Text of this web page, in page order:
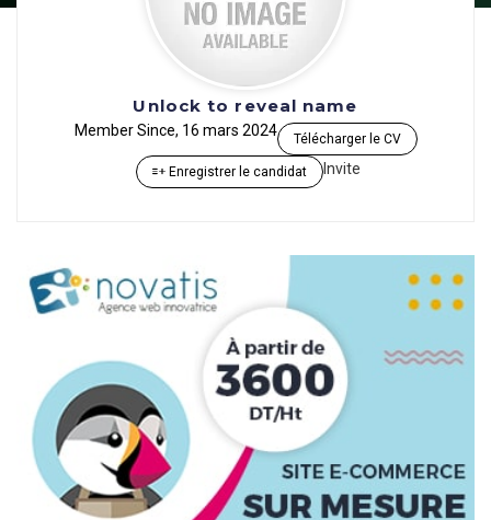
Unlock to reveal name
Member Since, 16 mars 2024 Télécharger le CV
Enregistrer le candidat Invite